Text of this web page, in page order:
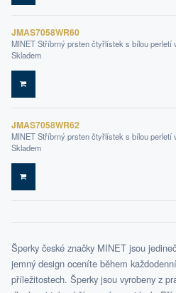
JMAS7058WR60
MINET Stříbrný prsten čtyřlístek s bílou perletí
Skladem
DO KOŠÍKU
JMAS7058WR62
MINET Stříbrný prsten čtyřlístek s bílou perletí
Skladem
DO KOŠÍKU
Šperky české značky MINET jsou
jemný design oceníte během
příležitostech. Šperky jsou vyrobeny z